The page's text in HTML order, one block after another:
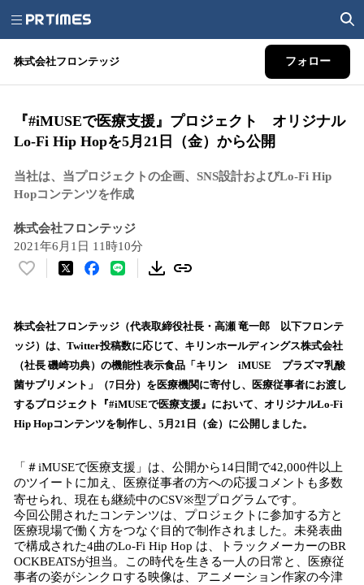
株式会社フロンテッジ フォロー
『#iMUSEで医療支援』プロジェクト オリジナル
Lo-Fi Hip Hopを5月21日（金）から公開
当社は、当プロジェクトの企画、SNS設計およびLo-Fi Hip
Hopコンテンツを作成
株式会社フロンテッジ
2021年6月1日 11時10分
い
！
数
を
読
込
み
で
す
株式会社フロンテッジ（代表取締役社長・高瀬 竜一郎 以下フロンテ
ッジ）は、Twitter投稿数に応じて、キリンホールディングス株式会社
（社長 磯崎功典）の機能性表示食品「キリン iMUSE プラズマ乳酸
菌サプリメント」（7日分）を医療機関に寄付し、医療従事者にお渡し
するプロジェクト『#iMUSEで医療支援』において、オリジナルLo-Fi
Hip Hopコンテンツを制作し、5月21日（金）に公開しました。
「＃iMUSEで医療支援」は、公開から14日間で42,000件以上
のツイートに加え、医療従事者の方への応援コメントも多数
寄せられ、現在も継続中のCSV※型プログラムです。
今回公開されたコンテンツは、プロジェクトに参加する方と
医療現場で働く方をつなぐ目的で制作されました。未発表曲
で構成された4曲のLo-Fi Hip Hop は、トラックメーカーのBR
OCKBEATSが担当。この時代を生きる一人の日常と、医療従
事者の姿がシンクロする映像は、アニメーション作家の今津